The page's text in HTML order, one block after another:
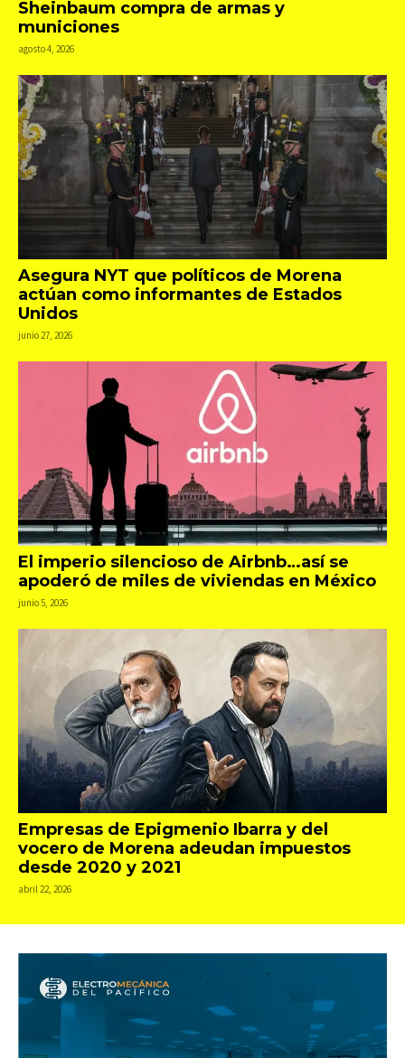
Sheinbaum compra de armas y
municiones
agosto 4, 2026
Asegura NYT que políticos de Morena
actúan como informantes de Estados
Unidos
junio 27, 2026
El imperio silencioso de Airbnb…así se
apoderó de miles de viviendas en México
junio 5, 2026
Empresas de Epigmenio Ibarra y del
vocero de Morena adeudan impuestos
desde 2020 y 2021
abril 22, 2026